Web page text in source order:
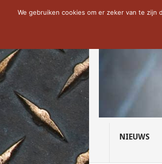
NOW TRENDING:
NIEUWS
We gebruiken cookies om er zeker van te